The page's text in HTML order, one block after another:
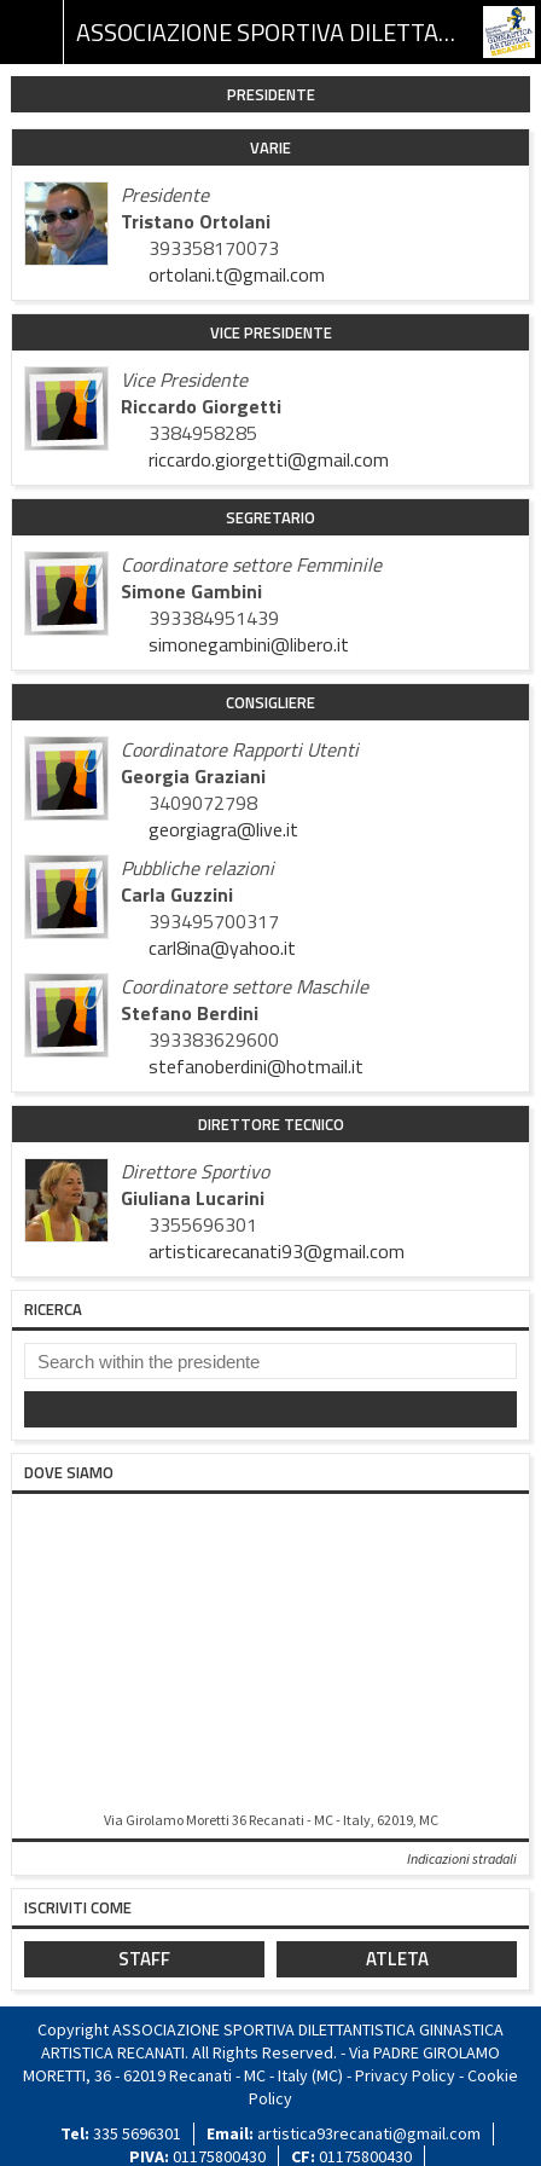
ASSOCIAZIONE SPORTIVA DILETTANTISTICA GINNASTICA ARTISTICA RECANATI
PRESIDENTE
VARIE
Presidente
Tristano Ortolani
393358170073
ortolani.t@gmail.com
VICE PRESIDENTE
Vice Presidente
Riccardo Giorgetti
3384958285
riccardo.giorgetti@gmail.com
SEGRETARIO
Coordinatore settore Femminile
Simone Gambini
393384951439
simonegambini@libero.it
CONSIGLIERE
Coordinatore Rapporti Utenti
Georgia Graziani
3409072798
georgiagra@live.it
Pubbliche relazioni
Carla Guzzini
393495700317
carl8ina@yahoo.it
Coordinatore settore Maschile
Stefano Berdini
393383629600
stefanoberdini@hotmail.it
DIRETTORE TECNICO
Direttore Sportivo
Giuliana Lucarini
3355696301
artisticarecanati93@gmail.com
RICERCA
DOVE SIAMO
Via Girolamo Moretti 36 Recanati - MC - Italy, 62019, MC
Indicazioni stradali
ISCRIVITI COME
STAFF ATLETA
Copyright ASSOCIAZIONE SPORTIVA DILETTANTISTICA GINNASTICA
ARTISTICA RECANATI. All Rights Reserved. - Via PADRE GIROLAMO
MORETTI, 36 - 62019 Recanati - MC - Italy (MC) -Privacy Policy-Cookie
Policy
Tel: 335 5696301 Email: artistica93recanati@gmail.com
PIVA: 01175800430 CF: 01175800430